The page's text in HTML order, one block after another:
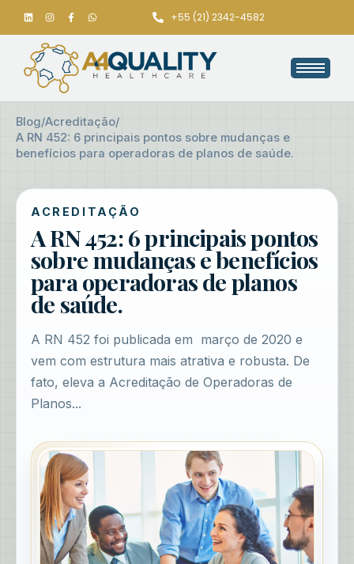
+55 (21) 2342-4582
Blog/Acreditação/
A RN 452: 6 principais pontos sobre mudanças e
benefícios para operadoras de planos de saúde.
ACREDITAÇÃO
A RN 452: 6 principais pontos
sobre mudanças e benefícios
para operadoras de planos
de saúde.
A RN 452 foi publicada em março de 2020 e
vem com estrutura mais atrativa e robusta. De
fato, eleva a Acreditação de Operadoras de
Planos...